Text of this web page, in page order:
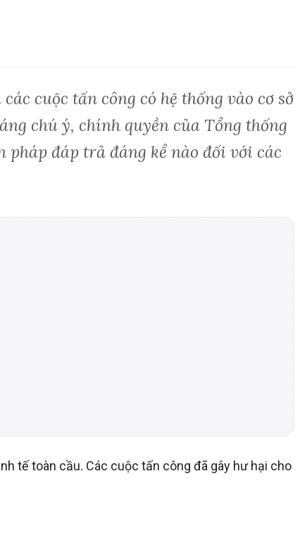
cuộc tấn công có hệ thống vào cơ sở
chú ý, chính quyền của Tổng thống
đáp trả đáng kể nào đối với các
tế toàn cầu. Các cuộc tấn công đã gây hư hại cho